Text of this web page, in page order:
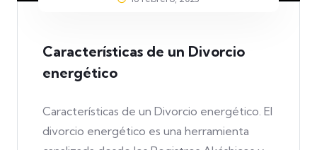
Características de un Divorcio
energético
Características de un Divorcio energético. El
divorcio energético es una herramienta